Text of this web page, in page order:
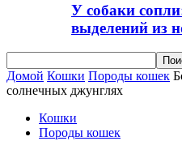
У собаки
выделений из
Домой Кошки Породы кошек
солнечных джунглях
Кошки
Породы кошек